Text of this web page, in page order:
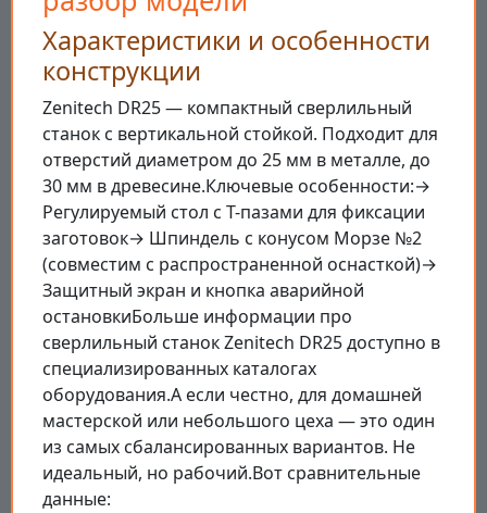
Характеристики и особенности
конструкции
Zenitech DR25 — компактный сверлильный
станок с вертикальной стойкой. Подходит для
отверстий диаметром до 25 мм в металле, до
30 мм в древесине.Ключевые особенности:→
Регулируемый стол с Т-пазами для фиксации
заготовок→ Шпиндель с конусом Морзе №2
(совместим с распространенной оснасткой)→
Защитный экран и кнопка аварийной
остановкиБольше информации про
сверлильный станок Zenitech DR25 доступно в
специализированных каталогах
оборудования.А если честно, для домашней
мастерской или небольшого цеха — это один
из самых сбалансированных вариантов. Не
идеальный, но рабочий.Вот сравнительные
данные: